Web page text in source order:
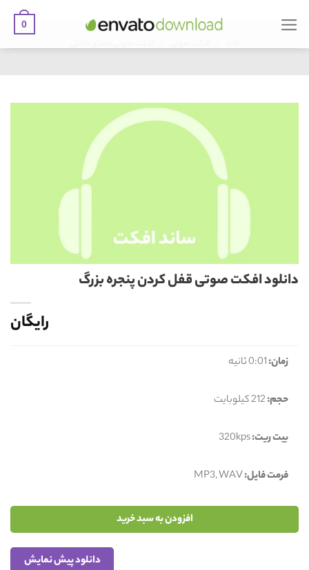
Skip
to
0
/
/
دانلود افکت صوتی قفل کردن پنجره بزرگ
رایگان
زمان:0:01 ثانیه
حجم:212 کیلوبایت
بیت ریت:320kps
فرمت فایل:MP3, WAV
افزودن به سبد خرید
دانلود پیش نمایش